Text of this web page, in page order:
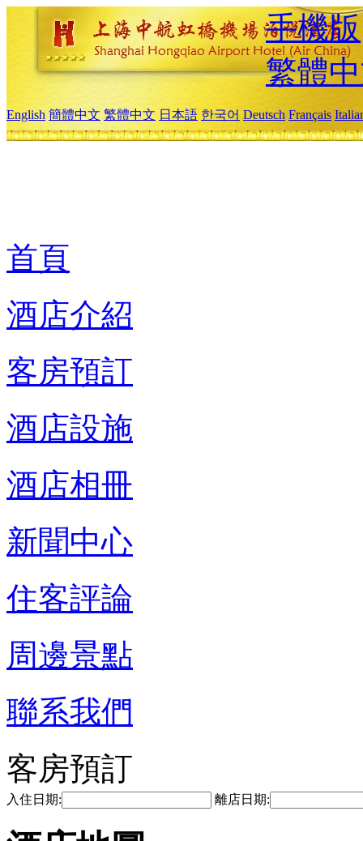
手機版
繁體
English 簡體中文 繁體中文 日本語 한국어 Deutsch Français
首頁
酒店介紹
客房預訂
酒店設施
酒店相冊
新聞中心
住客評論
周邊景點
聯系我們
客房預訂
入住日期: 離店日期: